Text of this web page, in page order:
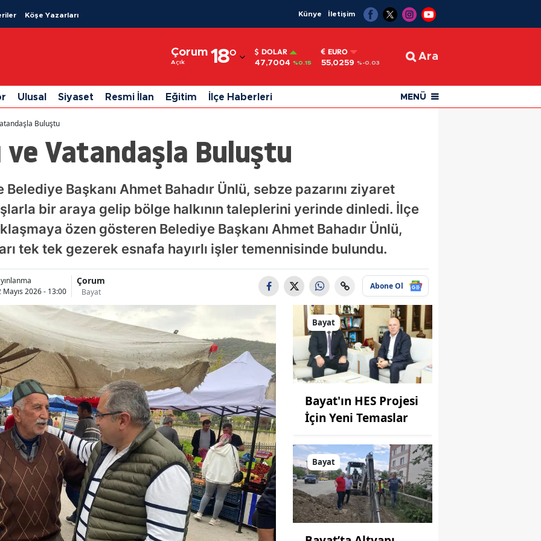
Köşe Yazarları Künye İletişim
Çorum
Açık 18°
Adıyaman
Afyonkarahisar
Ağrı
Ankara
Antalya
Artvin
Aydın
Balıkesir
Bingöl
Bitlis
Bolu
Burdur
Bursa
Çanakkale
Çankırı
Çorum
Denizli
Diyarbakır
DOLAR
47,7004 %0.15
EURO
55,0259 %-0.03
Ara
Ulusal Siyaset Resmi İlan Eğitim İlçe Haberleri MENÜ
Buluştu
ve Vatandaşla Buluştu
Başkanı Ahmet Bahadır Ünlü, sebze pazarını ziyaret
bir araya gelip bölge halkının taleplerini yerinde dinledi. İlçe
özen gösteren Belediye Başkanı Ahmet Bahadır Ünlü,
tek tek gezerek esnafa hayırlı işler temennisinde bulundu.
Mayıs 2026 - 13:00
Çorum
Bayat
Abone Ol
Bayat
Bayat'ın HES Projesi
İçin Yeni Temaslar
Bayat